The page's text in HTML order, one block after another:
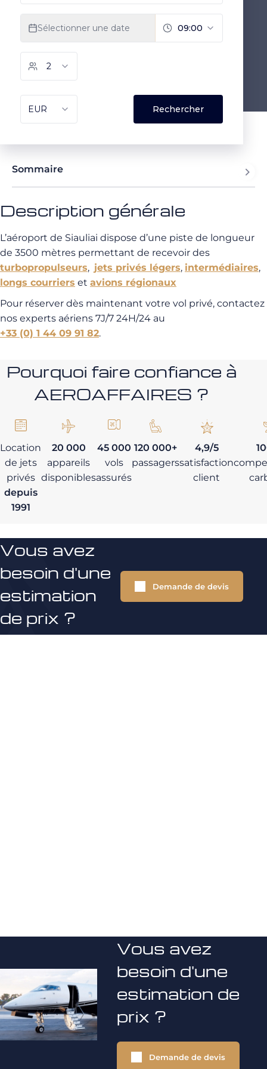
Sommaire
Description générale
L’aéroport de Siauliai dispose d’une piste de longueur
de 3500 mètres permettant de recevoir des
turbopropulseurs, jets privés légers, intermédiaires,
longs courriers et avions régionaux
Pour réserver dès maintenant votre vol privé, contactez
nos experts aériens 7J/7 24H/24 au
+33 (0) 1 44 09 91 82.
Pourquoi faire confiance à
AEROAFFAIRES ?
Location
de jets
privés
depuis
1991
20 000
appareils
disponibles
45 000
vols
assurés
120 000+
passagers
4,9/5
satisfaction
client
Vous avez
besoin d'une
estimation
de prix ?
Demande de devis
Vous avez
besoin d'une
estimation de
prix ?
Demande de devis